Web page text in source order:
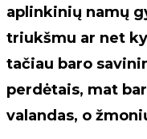
aplinkinių namų
triukšmu ar net
tačiau baro
perdėtais, mat
valandas, o